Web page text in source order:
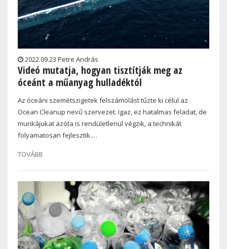
2022.09.23 Petre András
Videó mutatja, hogyan tisztítják meg az
óceánt a műanyag hulladéktól
Az óceáni szemétszigetek felszámolást tűzte ki célul az
Ocean Cleanup nevű szervezet. Igaz, ez hatalmas feladat, de
munkájukat azóta is rendületlenül végzik, a technikát
folyamatosan fejlesztik.…
TOVÁBB